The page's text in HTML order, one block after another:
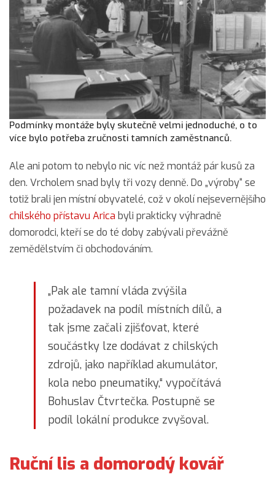
Podmínky montáže byly skutečně velmi jednoduché, o to
více bylo potřeba zručnosti tamních zaměstnanců.
Ale ani potom to nebylo nic víc než montáž pár kusů za
den. Vrcholem snad byly tři vozy denně. Do „výroby“ se
totiž brali jen místní obyvatelé, což v okolí nejsevernějšího
chilského přístavu Arica byli prakticky výhradně
domorodci, kteří se do té doby zabývali převážně
zemědělstvím či obchodováním.
„Pak ale tamní vláda zvýšila
požadavek na podíl místních dílů, a
tak jsme začali zjišťovat, které
součástky lze dodávat z chilských
zdrojů, jako například akumulátor,
kola nebo pneumatiky,“ vypočítává
Bohuslav Čtvrtečka. Postupně se
podíl lokální produkce zvyšoval.
Ruční lis a domorodý kovář